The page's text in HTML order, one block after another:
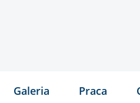
Galeria Praca